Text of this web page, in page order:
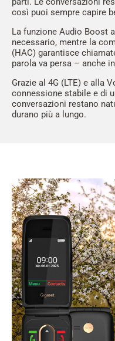
così puoi sempre capire
La funzione Audio Boost
necessario, mentre la
(HAC) garantisce
parola va persa – anche
Grazie al 4G (LTE) e alla
connessione stabile e di
conversazioni restano
durano più a lungo.